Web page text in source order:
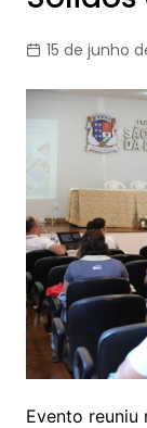
15 de junho
Evento reuniu